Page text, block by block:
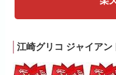
江崎グリコ ジャイアン